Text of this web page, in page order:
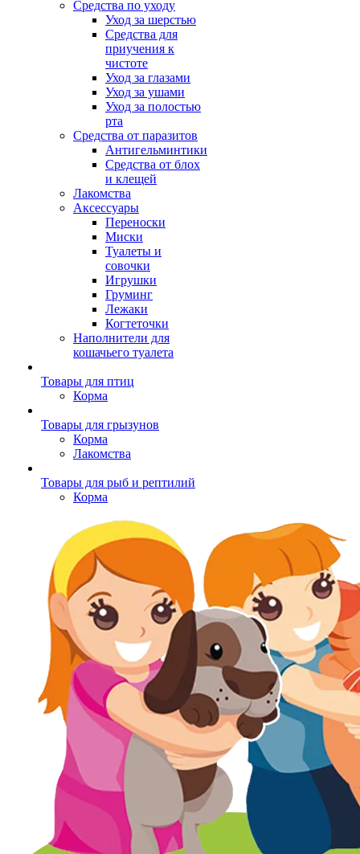
Средства по уходу
Уход за шерстью
Средства для
приучения к
чистоте
Уход за глазами
Уход за ушами
Уход за полостью
рта
Средства от паразитов
Антигельминтики
Средства от блох
и клещей
Лакомства
Аксессуары
Переноски
Миски
Туалеты и
совочки
Игрушки
Груминг
Лежаки
Когтеточки
Наполнители для
кошачьего туалета
Товары для птиц
Корма
Товары для грызунов
Корма
Лакомства
Товары для рыб и рептилий
Корма